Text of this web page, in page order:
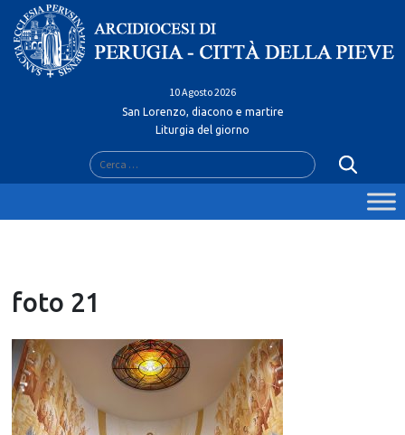
Skip
content
10 Agosto 2026
San Lorenzo, diacono e martire
Liturgia del giorno
Ricerca
per:
foto 21